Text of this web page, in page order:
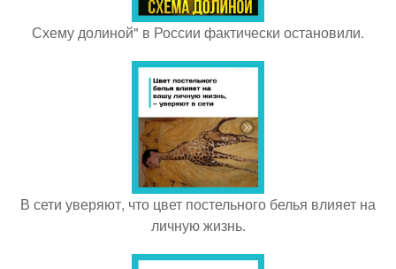
Схему долиной" в России фактически остановили.
В сети уверяют, что цвет постельного белья влияет на
личную жизнь.